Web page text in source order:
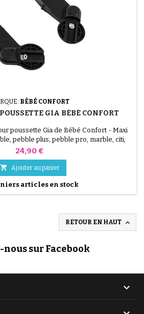
BÉBÉ CONFORT
GIA BÉBÉ CONFORT
poussette Gia de Bébé Confort - Maxi
pebble plus, pebble pro, marble, citi,
cabriofix ,tinca.
Prix
24,90 €
 Ajouter au panier
articles en stock
RETOUR EN HAUT 
nous sur Facebook
